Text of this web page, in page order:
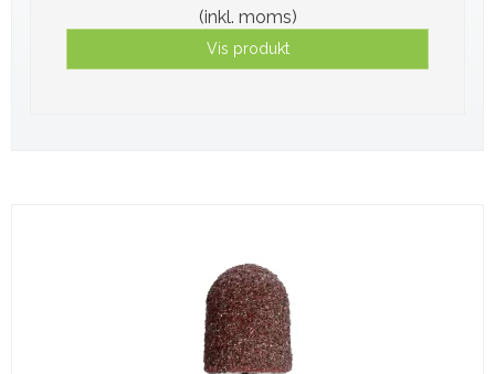
(inkl. moms)
Vis produkt